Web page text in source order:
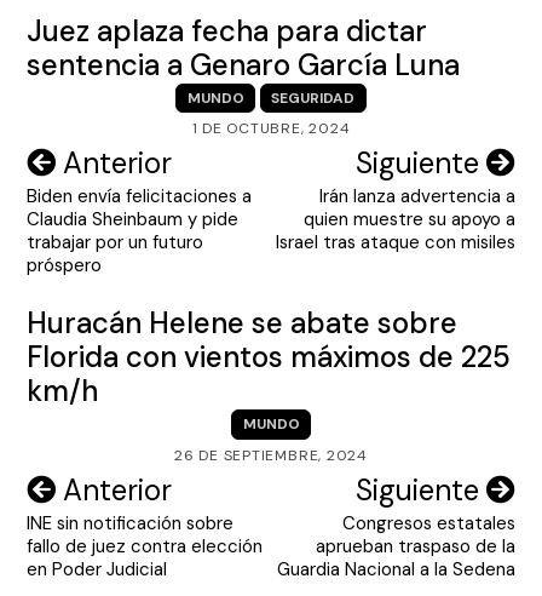
Juez aplaza fecha para dictar
sentencia a Genaro García Luna
MUNDO
SEGURIDAD
1 DE OCTUBRE, 2024
Navegación
de
entradas
Anterior
Biden envía felicitaciones a
Claudia Sheinbaum y pide
trabajar por un futuro
próspero
Siguiente
Irán lanza advertencia a
quien muestre su apoyo a
Israel tras ataque con misiles
Huracán Helene se abate sobre
Florida con vientos máximos de 225
km/h
MUNDO
26 DE SEPTIEMBRE, 2024
Navegación
de
entradas
Anterior
INE sin notificación sobre
fallo de juez contra elección
en Poder Judicial
Siguiente
Congresos estatales
aprueban traspaso de la
Guardia Nacional a la Sedena